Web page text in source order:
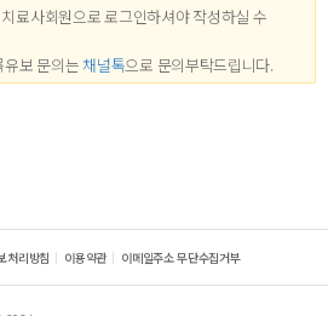
치료사회원으로 로그인하셔야 작성하실 수
보 문의는 채널톡으로 문의부탁드립니다.
처리방침 이용약관 이메일주소 무단수집거부